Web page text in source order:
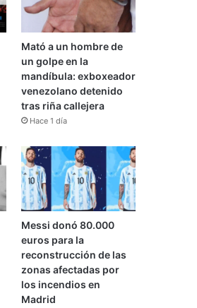
Mató a un hombre de
un golpe en la
mandíbula: exboxeador
venezolano detenido
tras riña callejera
Hace 1 día
Messi donó 80.000
euros para la
reconstrucción de las
zonas afectadas por
los incendios en
Madrid